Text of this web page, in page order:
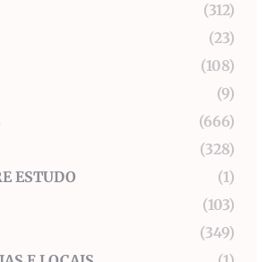
(312)
(23)
(108)
(9)
(666)
(328)
ESTUDO
(1)
(103)
(349)